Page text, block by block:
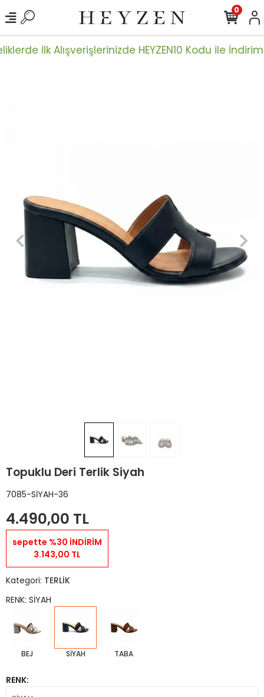
İlk Alışverişlerinizde HEYZEN10 Kodu ile
0
Topuklu Deri Terlik Siyah
7085-SİYAH-36
4.490,00 TL
sepette %30 İNDİRİM
3.143,00 TL
Kategori: TERLİK
RENK: SİYAH
BEJ SİYAH TABA
RENK: